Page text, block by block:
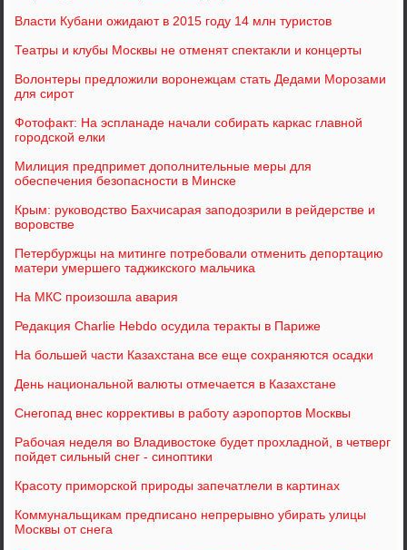
Власти Кубани ожидают в 2015 году 14 млн туристов
Театры и клубы Москвы не отменят спектакли и концерты
Волонтеры предложили воронежцам стать Дедами Морозами
для сирот
Фотофакт: На эспланаде начали собирать каркас главной
городской елки
Милиция предпримет дополнительные меры для
обеспечения безопасности в Минске
Крым: руководство Бахчисарая заподозрили в рейдерстве и
воровстве
Петербуржцы на митинге потребовали отменить депортацию
матери умершего таджикского мальчика
На МКС произошла авария
Редакция Charlie Hebdo осудила теракты в Париже
На большей части Казахстана все еще сохраняются осадки
День национальной валюты отмечается в Казахстане
Снегопад внес коррективы в работу аэропортов Москвы
Рабочая неделя во Владивостоке будет прохладной, в четверг
пойдет сильный снег - синоптики
Красоту приморской природы запечатлели в картинах
Коммунальщикам предписано непрерывно убирать улицы
Москвы от снега